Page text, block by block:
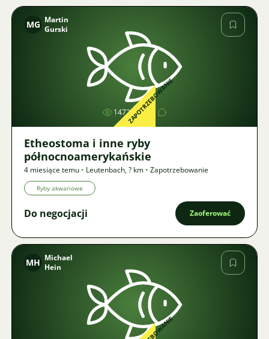
Zdjęcie
MG Martin
Gurski
1472ZAPOTRZEBOWANIE
Etheostoma i inne ryby
północnoamerykańskie
4 miesiące temu • Leutenbach,? km • Zapotrzebowanie
Ryby akwariowe
Do negocjacji Zaoferować
Zdjęcie
MH Michael
Hein